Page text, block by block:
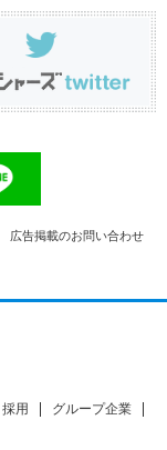
広告掲載のお問い合わせ
採用
グループ企業